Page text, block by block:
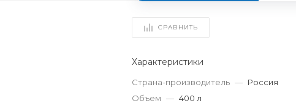
СРАВНИТЬ
Характеристики
Страна-производитель — Россия
Объем — 400 л